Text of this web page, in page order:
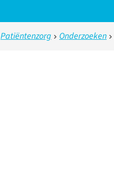
Patiëntenzorg Onderzoeken